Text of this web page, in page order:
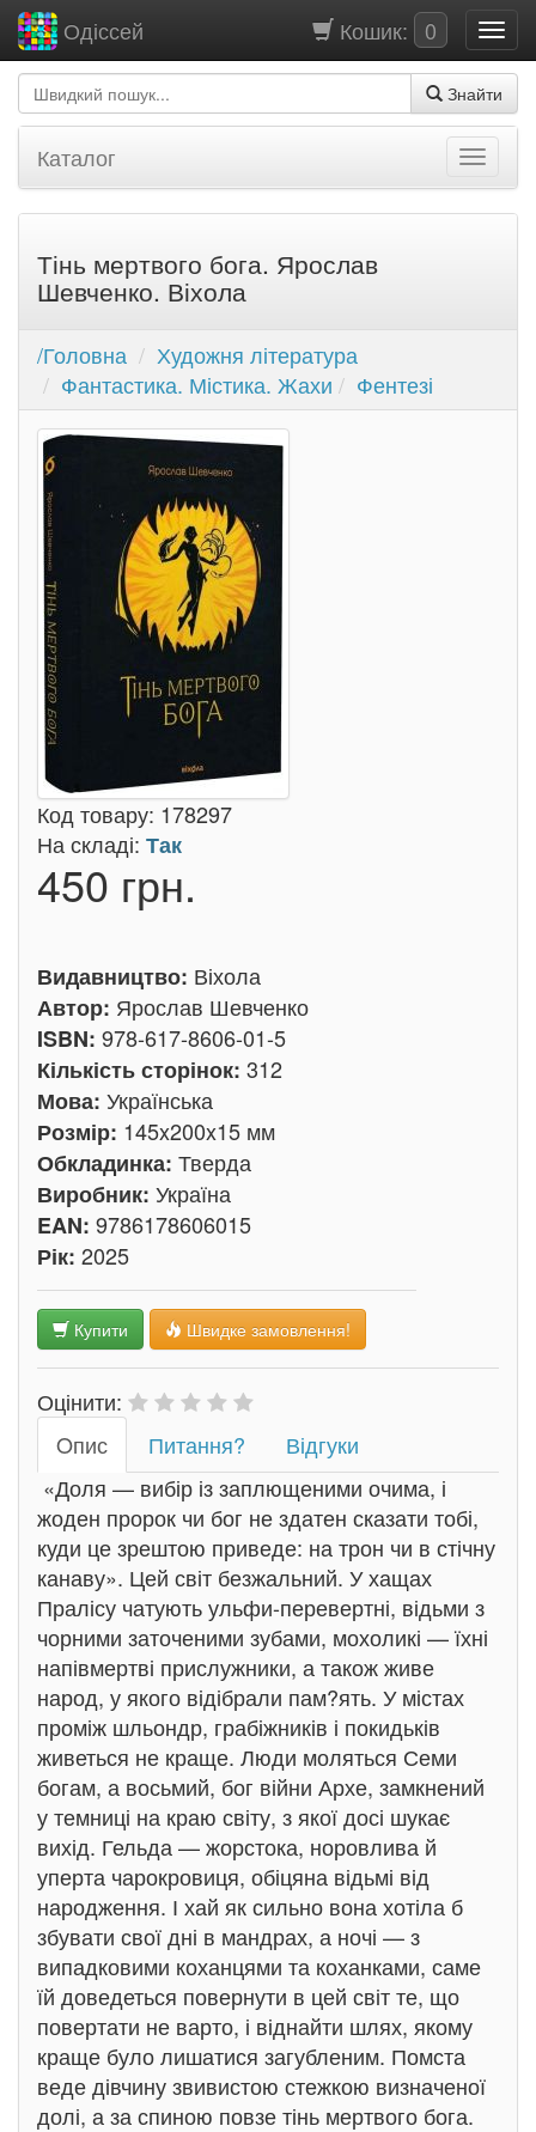
Кошик: 0
Одіссей
Знайти
Каталог
Тінь мертвого бога. Ярослав
Шевченко. Віхола
/Головна
Художня література
Фантастика. Містика. Жахи
Фентезі
Код товару: 178297
На складі: Так
450 грн.
Видавництво: Віхола
Автор: Ярослав Шевченко
ISBN: 978-617-8606-01-5
Кількість сторінок: 312
Мова: Українська
Розмір: 145x200x15 мм
Обкладинка: Тверда
Виробник: Україна
EAN: 9786178606015
Рік: 2025
Купити Швидке замовлення!
Оцінити:
Oпис
Питання?
Відгуки
«Доля — вибір із заплющеними очима, і
жоден пророк чи бог не здатен сказати тобі,
куди це зрештою приведе: на трон чи в стічну
канаву». Цей світ безжальний. У хащах
Пралісу чатують ульфи-перевертні, відьми з
чорними заточеними зубами, мохоликі — їхні
напівмертві прислужники, а також живе
народ, у якого відібрали пам?ять. У містах
проміж шльондр, грабіжників і покидьків
живеться не краще. Люди моляться Семи
богам, а восьмий, бог війни Архе, замкнений
у темниці на краю світу, з якої досі шукає
вихід. Гельда — жорстока, норовлива й
уперта чарокровиця, обіцяна відьмі від
народження. І хай як сильно вона хотіла б
збувати свої дні в мандрах, а ночі — з
випадковими коханцями та коханками, саме
їй доведеться повернути в цей світ те, що
повертати не варто, і віднайти шлях, якому
краще було лишатися загубленим. Помста
веде дівчину звивистою стежкою визначеної
долі, а за спиною повзе тінь мертвого бога.